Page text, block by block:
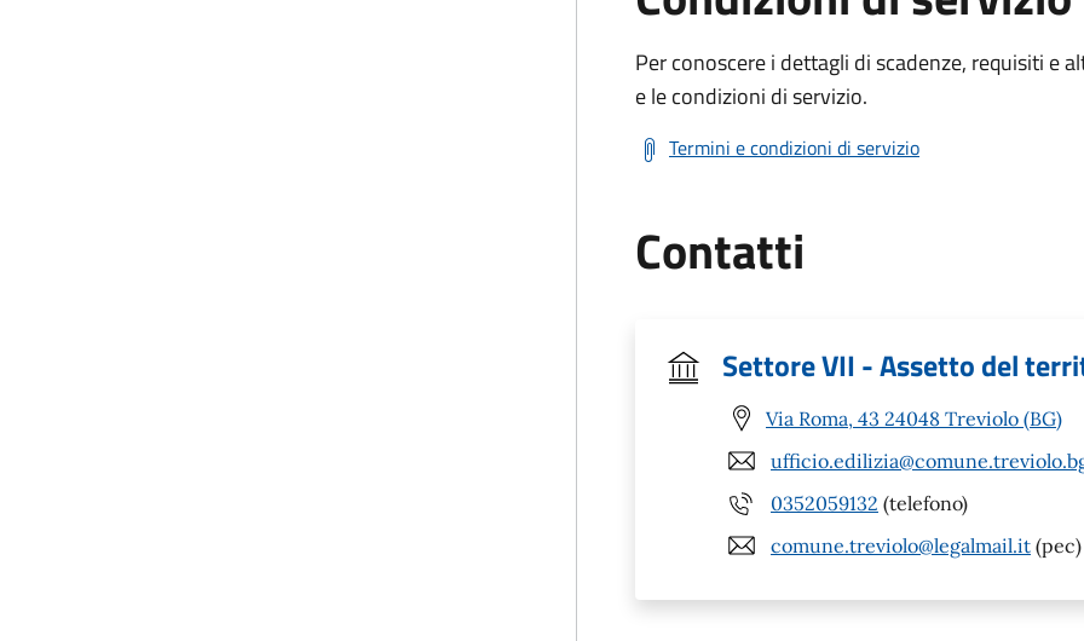
Per conoscere i dettagli di scadenze, requisiti e
e le condizioni di servizio.
Termini e condizioni di servizio
Contatti
Settore VII - Assetto del
Via Roma, 43 24048 Treviolo (BG)
0352059132 (telefono)
comune.treviolo@legalmail.it (pec)